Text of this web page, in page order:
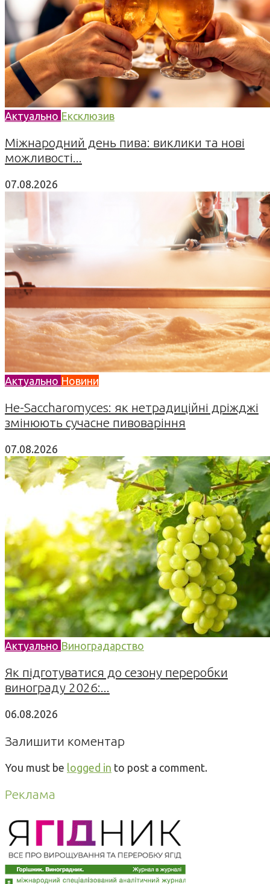
Актуально Ексклюзив
Міжнародний день пива: виклики та нові
можливості...
07.08.2026
Актуально Новини
Не-Saccharomyces: як нетрадиційні дріжджі
змінюють сучасне пивоваріння
07.08.2026
Актуально Виноградарство
Як підготуватися до сезону переробки
винограду 2026:...
06.08.2026
Залишити коментар
You must be logged in to post a comment.
Реклама